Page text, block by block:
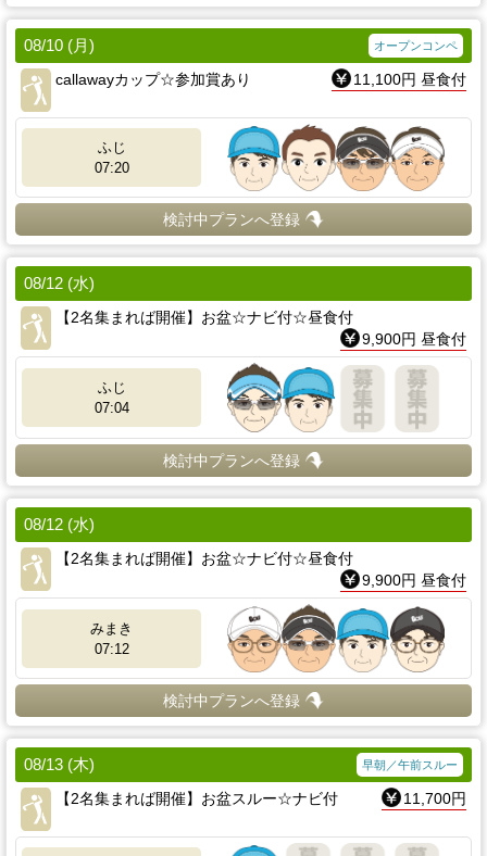
08/10 (月) オープンコンペ
callawayカップ☆参加賞あり 11,100円 昼食付
ふじ
07:20
検討中プランへ登録
08/12 (水)
【2名集まれば開催】お盆☆ナビ付☆昼食付
9,900円 昼食付
ふじ
07:04
検討中プランへ登録
08/12 (水)
【2名集まれば開催】お盆☆ナビ付☆昼食付
9,900円 昼食付
みまき
07:12
検討中プランへ登録
08/13 (木) 早朝／午前スルー
【2名集まれば開催】お盆スルー☆ナビ付 11,700円